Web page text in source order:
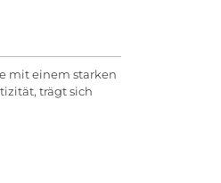
mit einem starken
trägt sich